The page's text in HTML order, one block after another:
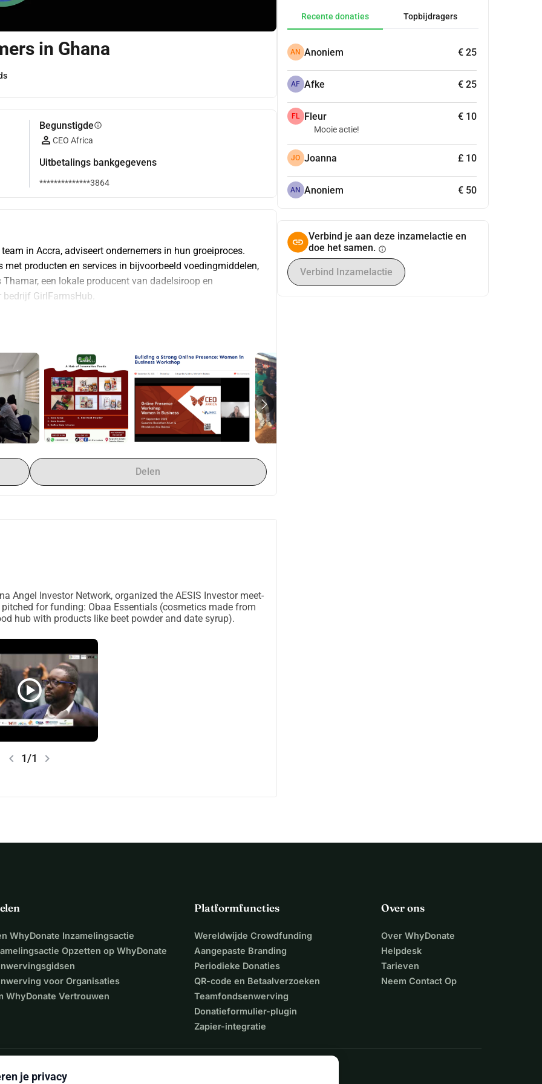
in Ghana
Begunstigdeinfo
CEO Africa
Uitbetalings bankgegevens
**************3864
in Accra, adviseert ondernemers in hun groeiproces.
producten en services in bijvoorbeeld voedingmiddelen,
een lokale producent van dadelsiroop en
GirlFarmsHub.
toegang tot formele financiering bij een bank, waar ze dan
2000 en 5000 euro kan zij de machine kopen die ze
Wij willen deze ondernemers graag helpen groeien.
voor certificering voor export, nieuwe machines of
kennen en waar we al langer mee werken. Onder
dit na een periode van groei weer terug, zodat we
een revolving grant). Hierdoor helpt je donatie niet 1 maar
Delen
Angel Investor Network, organized the AESIS Investor meet-
for funding: Obaa Essentials (cosmetics made from
hub with products like beet powder and date syrup).
play_circle
chevron_left 1/1 chevron_right
Recente donaties Topbijdragers
AN Anoniem € 25
AF Afke € 25
FL Fleur € 10
Mooie actie!
JO Joanna £ 10
AN Anoniem € 50
Verbind je aan deze inzamelactie en
doe het samen. info
Verbind Inzamelactie
WhyDonate Inzamelingsactie
Opzetten op WhyDonate
voor Organisaties
WhyDonate Vertrouwen
Platformfuncties
Wereldwijde Crowdfunding
Aangepaste Branding
Periodieke Donaties
QR-code en Betaalverzoeken
Teamfondsenwerving
Donatieformulier-plugin
Zapier-integratie
Over ons
Over WhyDonate
Helpdesk
Tarieven
Neem Contact Op
je privacy